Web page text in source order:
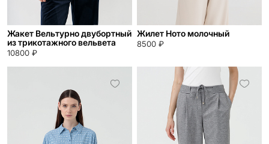
Жакет Вельтурно двубортный
из трикотажного вельвета
10800 ₽
Жилет Ното молочный
8500 ₽